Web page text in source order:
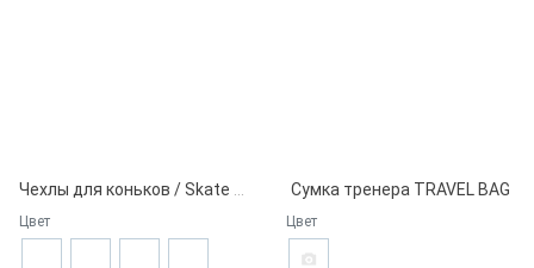
Цвет
Сумка тренера TRAVEL BAG
Цвет